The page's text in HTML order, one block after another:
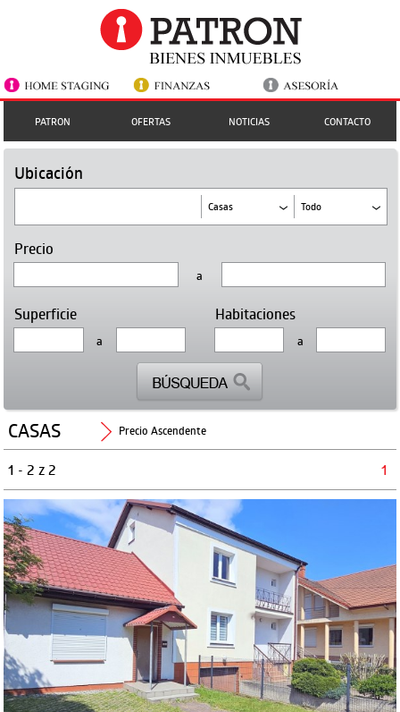
PATRON OFERTAS NOTICIAS CONTACTO
Ubicación
Todo
Casas
Precio
a
Superficie
a
Habitaciones
a
CASAS Precio Ascendente
1 - 2 z 2 1